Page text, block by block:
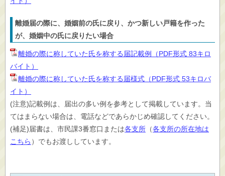
離婚届の際に、婚姻前の氏に戻り、かつ新しい戸籍を作った
が、婚姻中の氏に戻りたい場合
離婚の際に称していた氏を称する届記載例（PDF形式 83キロ
バイト）
離婚の際に称していた氏を称する届様式（PDF形式 53キロバ
イト）
(注意)記載例は、届出の多い例を参考として掲載しています。当
てはまらない場合は、電話などであらかじめ確認してください。
(補足)届書は、市民課3番窓口または各支所 （各支所の所在地は
こちら ）でもお渡ししています。